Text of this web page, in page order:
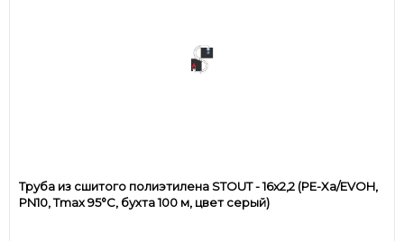
Труба из сшитого полиэтилена STOUT - 16x2,2 (PE-Xa/EVOH,
PN10, Tmax 95°C, бухта 100 м, цвет серый)